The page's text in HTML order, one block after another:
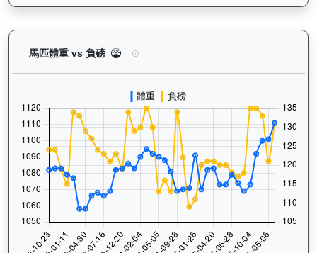
馬匹體重 vs 負磅 閃耀威龍（G427）— 馬匹體重與負磅